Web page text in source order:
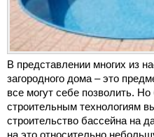
В представлении многих из
загородного дома – это
все могут себе позволить.
строительным технологиям
строительство бассейна на
на это относительно